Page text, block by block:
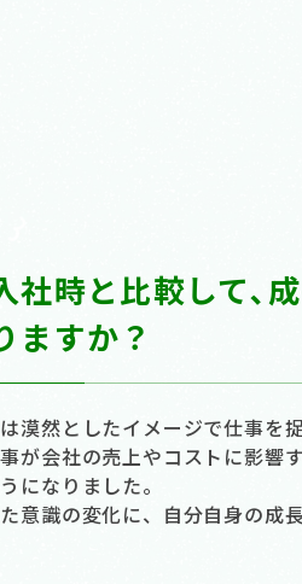
社時と比較して､
ますか？
漠然としたイメージで仕事を
が会社の売上やコストに影響
になりました。
意識の変化に、自分自身の成